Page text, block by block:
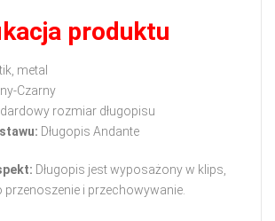
produktu
metal
Czarny
rozmiar długopisu
Długopis Andante
Długopis jest wyposażony w klips,
przenoszenie i przechowywanie.